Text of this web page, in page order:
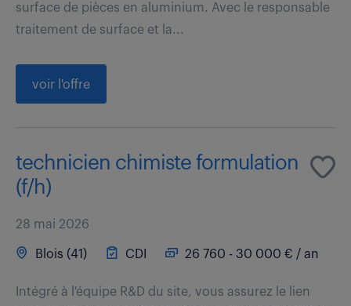
surface de pièces en aluminium. Avec le responsable
traitement de surface et la...
voir l'offre
technicien chimiste formulation
(f/h)
28 mai 2026
Blois (41) CDI 26 760 - 30 000 € / an
Intégré à l'équipe R&D du site, vous assurez le lien